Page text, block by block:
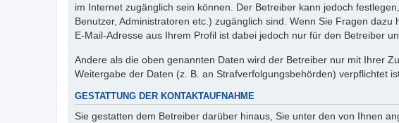
im Internet zugänglich sein können. Der Betreiber kann jedoch
Benutzer, Administratoren etc.) zugänglich sind. Wenn Sie Fragen
E-Mail-Adresse aus Ihrem Profil ist dabei jedoch nur für den Betreiber
Andere als die oben genannten Daten wird der Betreiber nur mit Ihrer
Weitergabe der Daten (z. B. an Strafverfolgungsbehörden) verpflichtet
GESTATTUNG DER KONTAKTAUFNAHME
Sie gestatten dem Betreiber darüber hinaus, Sie unter den von Ihnen